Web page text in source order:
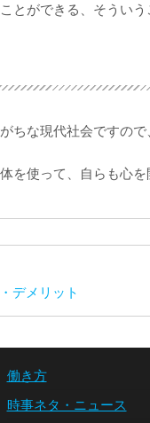
とができる、そういう
ちな現代社会ですの
を使って、自らも心
デメリット
働き方
時事ネタ・ニュース